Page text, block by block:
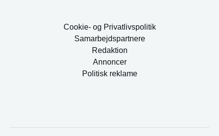
Cookie- og Privatlivspolitik
Samarbejdspartnere
Redaktion
Annoncer
Politisk reklame